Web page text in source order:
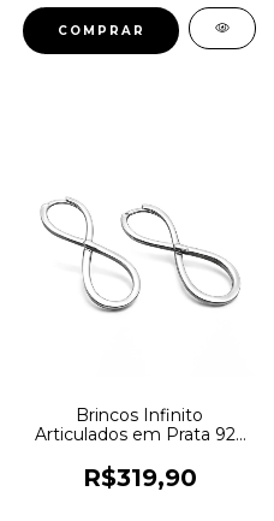
Brincos Infinito
Articulados em Prata 925
R$319,90